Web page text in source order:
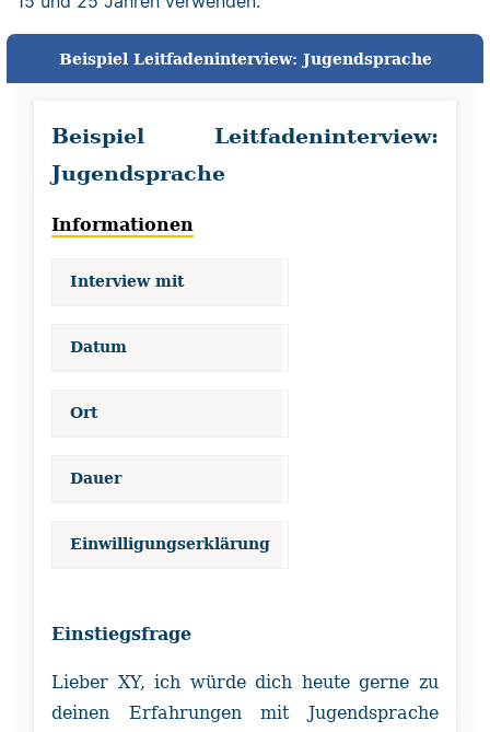
Beispiel Leitfadeninterview: Jugendsprache
Beispiel Leitfadeninterview:
Jugendsprache
Informationen
Interview mit
Datum
Ort
Dauer
Einwilligungserklärung
Einstiegsfrage
Lieber XY, ich würde dich heute gerne zu
deinen Erfahrungen mit Jugendsprache